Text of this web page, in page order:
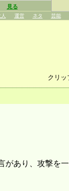
見る
運営 ネタ 芸能
クリッ
あり、攻撃を一